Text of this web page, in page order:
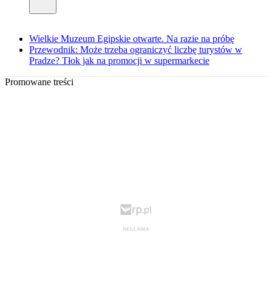
Wielkie Muzeum Egipskie otwarte. Na razie na próbę
Przewodnik: Może trzeba ograniczyć liczbę turystów w
Pradze? Tłok jak na promocji w supermarkecie
Promowane treści